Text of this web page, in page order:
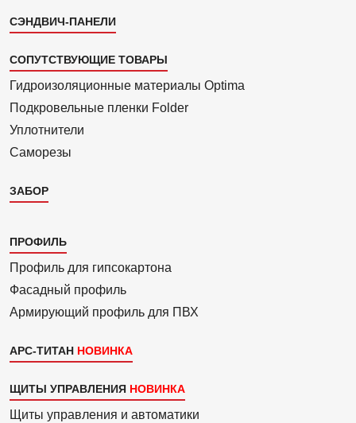
СЭНДВИЧ-ПАНЕЛИ
СОПУТСТВУЮЩИЕ ТОВАРЫ
Гидроизоля­ционные материалы Optima
Подкровель­ные пленки Folder
Уплотнители
Саморезы
ЗАБОР
Каталог
3
ПРОФИЛЬ
Профиль для гипсо­картона
Фасадный профиль
Армиру­ю­щий профиль для ПВХ
АРС-ТИТАН
ЩИТЫ УПРАВЛЕНИЯ
Щиты управления и автоматики